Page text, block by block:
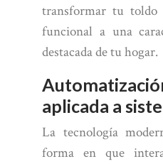
transformar tu toldo
funcional a una
destacada de tu hogar.
aplicada a
La tecnología
forma en que